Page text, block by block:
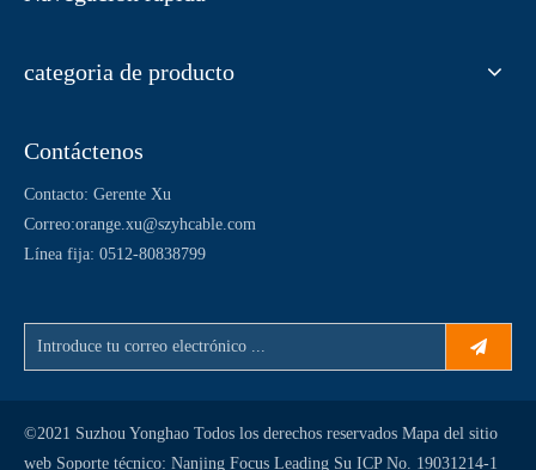
categoria de producto
Contáctenos
Contacto: Gerente Xu
Correo:orange.xu@szyhcable.com
Línea fija: 0512-80838799
©2021 Suzhou Yonghao Todos los derechos reservados Mapa del sitio
web Soporte técnico: Nanjing Focus Leading Su ICP No. 19031214-1